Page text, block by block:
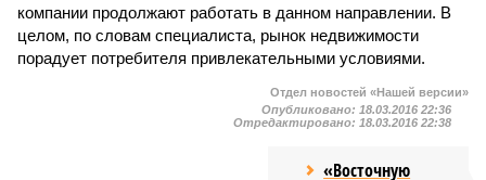
компании продолжают работать в данном направлении. В
целом, по словам специалиста, рынок недвижимости
порадует потребителя привлекательными условиями.
Отдел новостей «Нашей версии»
Опубликовано: 18.03.2016 22:36
Отредактировано: 18.03.2016 22:38
«Восточную